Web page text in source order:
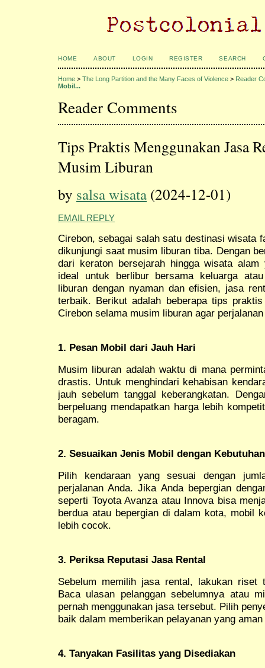
HOME ABOUT LOGIN REGISTER SEARCH
Home > The Long Partition and the Many Faces of Violence > Reader
Mobil...
Reader Comments
Tips Praktis Menggunakan Jasa
Musim Liburan
by salsa wisata (2024-12-01)
EMAIL REPLY
Cirebon, sebagai salah satu destinasi wisata
dikunjungi saat musim liburan tiba. Dengan
dari keraton bersejarah hingga wisata
ideal untuk berlibur bersama keluarga
liburan dengan nyaman dan efisien, jasa
terbaik. Berikut adalah beberapa tips
Cirebon selama musim liburan agar
1. Pesan Mobil dari Jauh Hari
Musim liburan adalah waktu di mana
drastis. Untuk menghindari kehabisan
jauh sebelum tanggal keberangkatan.
berpeluang mendapatkan harga lebih
beragam.
2. Sesuaikan Jenis Mobil dengan Kebutuhan
Pilih kendaraan yang sesuai dengan
perjalanan Anda. Jika Anda bepergian
seperti Toyota Avanza atau Innova bisa
berdua atau bepergian di dalam kota, mobil
lebih cocok.
3. Periksa Reputasi Jasa Rental
Sebelum memilih jasa rental, lakukan riset
Baca ulasan pelanggan sebelumnya atau
pernah menggunakan jasa tersebut. Pilih
baik dalam memberikan pelayanan yang
4. Tanyakan Fasilitas yang Disediakan